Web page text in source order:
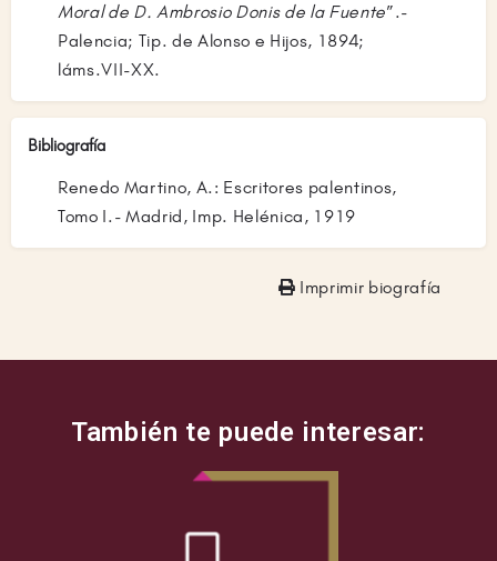
Moral de D. Ambrosio Donis de la Fuente”.-
Palencia; Tip. de Alonso e Hijos, 1894;
láms.VII-XX.
Bibliografía
Renedo Martino, A.: Escritores palentinos,
Tomo I.- Madrid, Imp. Helénica, 1919
Imprimir biografía